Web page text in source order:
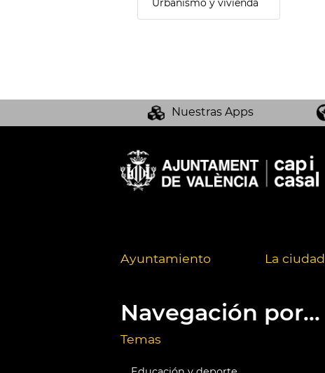
Urbanismo y vivienda
Nuestras Apps
Ayuntamiento La ciudad
Navegación por...
Temas